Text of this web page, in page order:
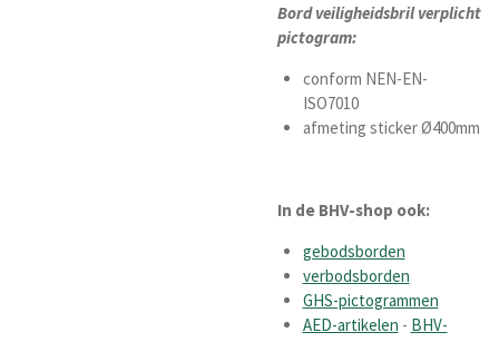
Bord veiligheidsbril verplicht
pictogram:
conform NEN-EN-
ISO7010
afmeting sticker Ø400mm
In de BHV-shop ook:
gebodsborden
verbodsborden
GHS-pictogrammen
AED-artikelen - BHV-